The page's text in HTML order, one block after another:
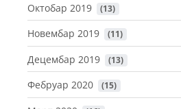
Октобар 2019 (13)
Новембар 2019 (11)
Децембар 2019 (13)
Фебруар 2020 (15)